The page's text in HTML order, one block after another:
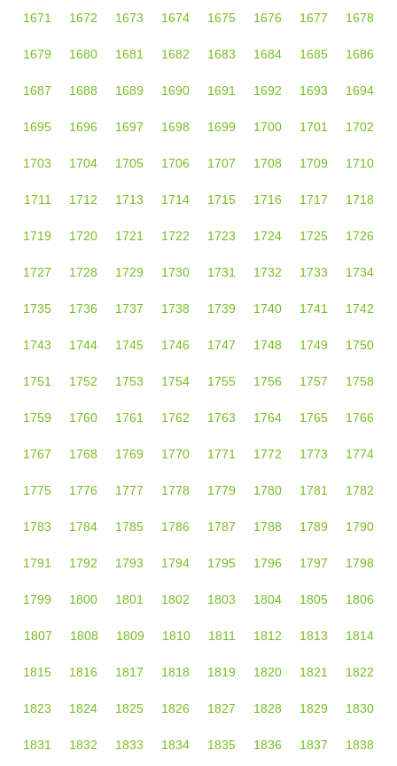
1671 1672 1673 1674 1675 1676 1677 1678
1679 1680 1681 1682 1683 1684 1685 1686
1687 1688 1689 1690 1691 1692 1693 1694
1695 1696 1697 1698 1699 1700 1701 1702
1703 1704 1705 1706 1707 1708 1709 1710
1711 1712 1713 1714 1715 1716 1717 1718
1719 1720 1721 1722 1723 1724 1725 1726
1727 1728 1729 1730 1731 1732 1733 1734
1735 1736 1737 1738 1739 1740 1741 1742
1743 1744 1745 1746 1747 1748 1749 1750
1751 1752 1753 1754 1755 1756 1757 1758
1759 1760 1761 1762 1763 1764 1765 1766
1767 1768 1769 1770 1771 1772 1773 1774
1775 1776 1777 1778 1779 1780 1781 1782
1783 1784 1785 1786 1787 1788 1789 1790
1791 1792 1793 1794 1795 1796 1797 1798
1799 1800 1801 1802 1803 1804 1805 1806
1807 1808 1809 1810 1811 1812 1813 1814
1815 1816 1817 1818 1819 1820 1821 1822
1823 1824 1825 1826 1827 1828 1829 1830
1831 1832 1833 1834 1835 1836 1837 1838